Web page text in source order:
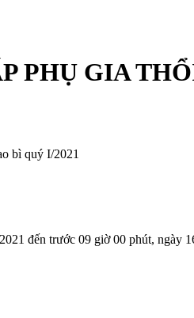
PHỤ GIA
bì quý I/2021
đến trước 09 giờ 00 phút, ngày